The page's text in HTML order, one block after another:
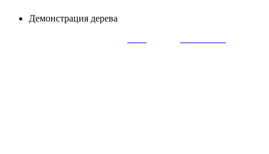
Демонстрация дерева